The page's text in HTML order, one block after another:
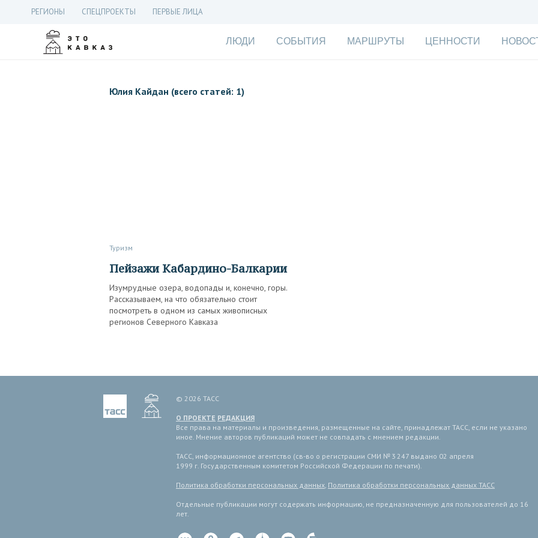
РЕГИОНЫ СПЕЦПРОЕКТЫ ПЕРВЫЕ ЛИЦА
ЛЮДИ СОБЫТИЯ МАРШРУТЫ ЦЕННОСТИ
Юлия Кайдан (всего статей: 1)
Туризм
Пейзажи Кабардино-Балкарии
Изумрудные озера, водопады и, конечно, горы.
Рассказываем, на что обязательно стоит
посмотреть в одном из самых живописных
регионов Северного Кавказа
© 2026 ТАСС
О ПРОЕКТЕ РЕДАКЦИЯ
Все права на материалы и произведения, размещенные на сайте, принадлежат ТАСС, если не указано
иное. Мнение авторов публикаций может не совпадать с мнением редакции.
ТАСС, информационное агентство (св-во о регистрации СМИ № 3 247 выдано 02 апреля
1999 г. Государственным комитетом Российской Федерации по печати).
Политика обработки персональных данных Политика обработки персональных данных ТАСС
Отдельные публикации могут содержать информацию, не предназначенную для пользователей до 16
лет.